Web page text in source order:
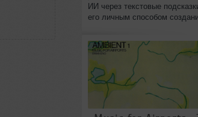
ИИ через текстовые
его личным способом